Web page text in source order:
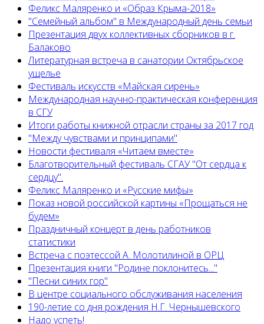
Феликс Маляренко и «Образ Крыма-2018»
"Семейный альбом" в Международный день семьи
Презентация двух коллективных сборников в г.
Балаково
Литературная встреча в санатории Октябрьское
ущелье
Фестиваль искусств «Майская сирень»
Международная научно-практическая конференция
в СГУ
Итоги работы книжной отрасли страны за 2017 год
"Между чувствами и принципами"
Новости фестиваля «Читаем вместе»
Благотворительный фестиваль СГАУ "От сердца к
сердцу".
Феликс Маляренко и «Русские мифы»
Показ новой российской картины «Прощаться не
будем»
Праздничный концерт в день работников
статистики
Встреча с поэтессой А. Молотилиной в ОРЦ
Презентация книги "Родине поклонитесь..."
"Песни синих гор"
В центре социального обслуживания населения
190-летие со дня рождения Н.Г. Чернышевского
Надо успеть!